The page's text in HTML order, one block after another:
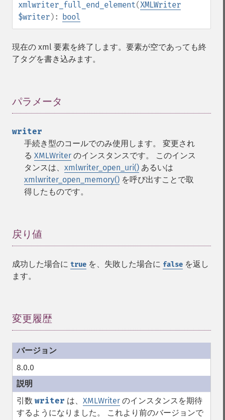
xmlwriter_full_end_element(XMLWriter
$writer): bool
現在の xml 要素を終了します。要素が空であっても終
了タグを書き込みます。
パラメータ
writer
手続き型のコールでのみ使用します。 変更され
る XMLWriter のインスタンスです。 このインス
タンスは、 xmlwriter_open_uri() あるいは
xmlwriter_open_memory() を呼び出すことで取
得したものです。
戻り値
成功した場合に true を、失敗した場合に false を返し
ます。
変更履歴
8.0.0
引数 writer は、 XMLWriter のインスタンスを期待
するようになりました。 これより前のバージョンで